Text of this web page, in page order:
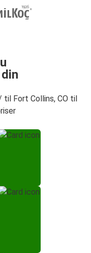
til Fort Collins, CO til